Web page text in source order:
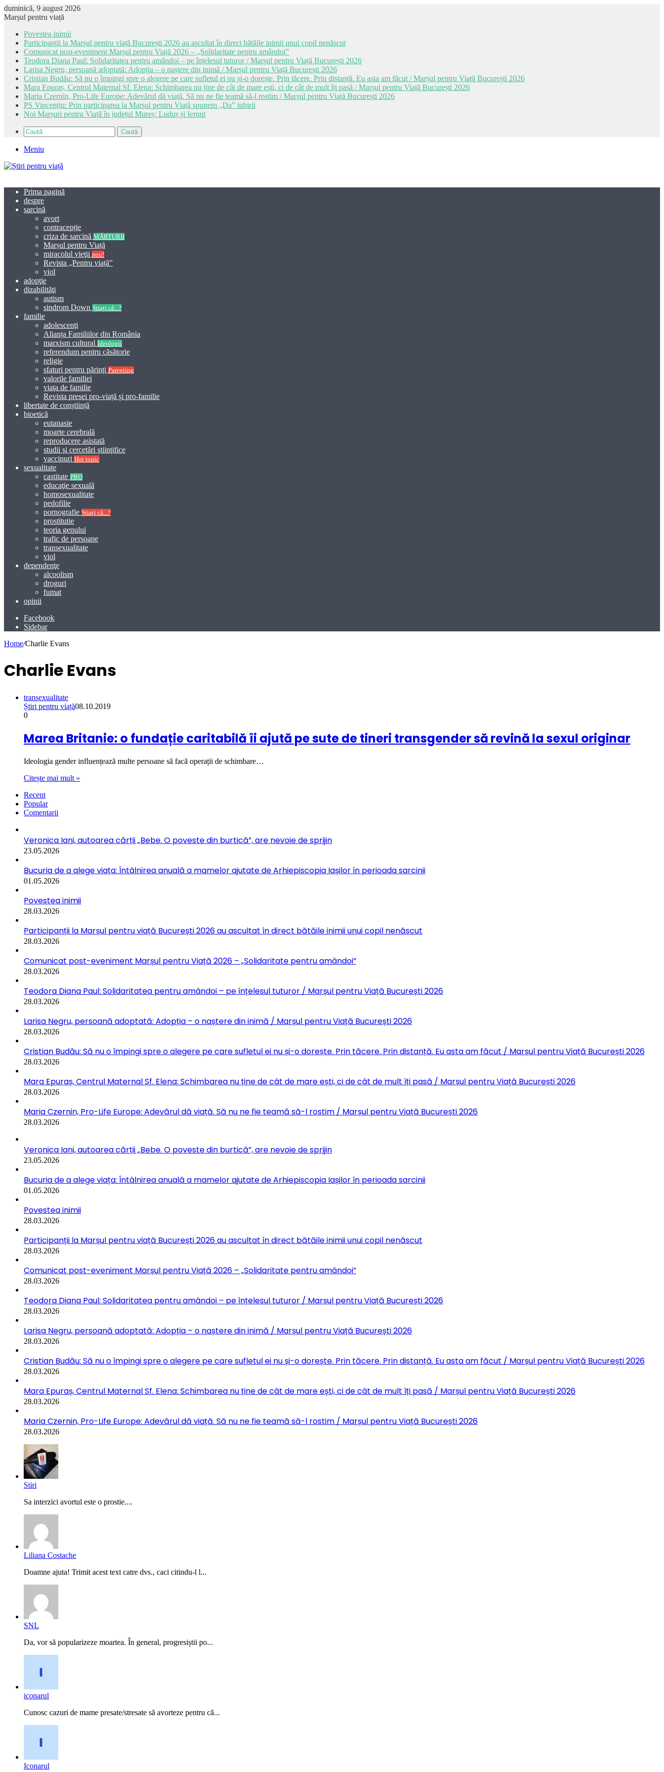
duminică, 9 august 2026
Marșul pentru viață
Povestea inimii
Participanții la Marșul pentru viață București 2026 au ascultat în direct bătăile inimii unui copil nenăscut
Comunicat post-eveniment Marșul pentru Viață 2026 – „Solidaritate pentru amândoi”
Teodora Diana Paul: Solidaritatea pentru amândoi – pe înțelesul tuturor / Marșul pentru Viață București 2026
Larisa Negru, persoană adoptată: Adopția – o naștere din inimă / Marșul pentru Viață București 2026
Cristian Budău: Să nu o împingi spre o alegere pe care sufletul ei nu și-o dorește. Prin tăcere. Prin distanță. Eu asta am făcut / Marșul pentru Viață București 2026
Mara Epuraș, Centrul Maternal Sf. Elena: Schimbarea nu ține de cât de mare ești, ci de cât de mult îți pasă / Marșul pentru Viață București 2026
Maria Czernin, Pro-Life Europe: Adevărul dă viață. Să nu ne fie teamă să-l rostim / Marșul pentru Viață București 2026
PS Vincențiu: Prin participarea la Marșul pentru Viață spunem „Da” iubirii
Noi Marșuri pentru Viață în județul Mureș: Luduș și Iernut
Caută
Meniu
Prima pagină
despre
sarcină
avort
contracepție
criza de sarcină MĂRTURII
Marșul pentru Viață
miracolul vieţii nou!
Revista „Pentru viață”
viol
adopţie
dizabilităţi
autism
sindrom Down Știați că...?
familie
adolescenţi
Alianța Familiilor din România
marxism cultural Ideologii
referendum pentru căsătorie
religie
sfaturi pentru părinţi Parenting
valorile familiei
viaţa de familie
Revista presei pro-viață și pro-familie
libertate de conștiință
bioetică
eutanasie
moarte cerebrală
reproducere asistată
studii şi cercetări ştiinţifice
vaccinuri Hot topic
sexualitate
castitate PRO
educaţie sexuală
homosexualitate
pedofilie
pornografie Știați că...?
prostitutie
teoria genului
trafic de persoane
transexualitate
viol
dependenţe
alcoolism
droguri
fumat
opinii
Facebook
Sidebar
Home/Charlie Evans
Charlie Evans
transexualitate
Știri pentru viață08.10.2019
0
Marea Britanie: o fundație caritabilă îi ajută pe sute de tineri transgender să revină la sexul originar
Ideologia gender influențează multe persoane să facă operații de schimbare…
Citește mai mult »
Recent
Popular
Comentarii
Veronica Iani, autoarea cărții „Bebe. O poveste din burtică”, are nevoie de sprijin
23.05.2026
Bucuria de a alege viața: Întâlnirea anuală a mamelor ajutate de Arhiepiscopia Iașilor în perioada sarcinii
01.05.2026
Povestea inimii
28.03.2026
Participanții la Marșul pentru viață București 2026 au ascultat în direct bătăile inimii unui copil nenăscut
28.03.2026
Comunicat post-eveniment Marșul pentru Viață 2026 – „Solidaritate pentru amândoi”
28.03.2026
Teodora Diana Paul: Solidaritatea pentru amândoi – pe înțelesul tuturor / Marșul pentru Viață București 2026
28.03.2026
Larisa Negru, persoană adoptată: Adopția – o naștere din inimă / Marșul pentru Viață București 2026
28.03.2026
Cristian Budău: Să nu o împingi spre o alegere pe care sufletul ei nu și-o dorește. Prin tăcere. Prin distanță. Eu asta am făcut / Marșul pentru Viață București 2026
28.03.2026
Mara Epuraș, Centrul Maternal Sf. Elena: Schimbarea nu ține de cât de mare ești, ci de cât de mult îți pasă / Marșul pentru Viață București 2026
28.03.2026
Maria Czernin, Pro-Life Europe: Adevărul dă viață. Să nu ne fie teamă să-l rostim / Marșul pentru Viață București 2026
28.03.2026
Veronica Iani, autoarea cărții „Bebe. O poveste din burtică”, are nevoie de sprijin
23.05.2026
Bucuria de a alege viața: Întâlnirea anuală a mamelor ajutate de Arhiepiscopia Iașilor în perioada sarcinii
01.05.2026
Povestea inimii
28.03.2026
Participanții la Marșul pentru viață București 2026 au ascultat în direct bătăile inimii unui copil nenăscut
28.03.2026
Comunicat post-eveniment Marșul pentru Viață 2026 – „Solidaritate pentru amândoi”
28.03.2026
Teodora Diana Paul: Solidaritatea pentru amândoi – pe înțelesul tuturor / Marșul pentru Viață București 2026
28.03.2026
Larisa Negru, persoană adoptată: Adopția – o naștere din inimă / Marșul pentru Viață București 2026
28.03.2026
Cristian Budău: Să nu o împingi spre o alegere pe care sufletul ei nu și-o dorește. Prin tăcere. Prin distanță. Eu asta am făcut / Marșul pentru Viață București 2026
28.03.2026
Mara Epuraș, Centrul Maternal Sf. Elena: Schimbarea nu ține de cât de mare ești, ci de cât de mult îți pasă / Marșul pentru Viață București 2026
28.03.2026
Maria Czernin, Pro-Life Europe: Adevărul dă viață. Să nu ne fie teamă să-l rostim / Marșul pentru Viață București 2026
28.03.2026
Stiri
Sa interzici avortul este o prostie....
Liliana Costache
Doamne ajuta! Trimit acest text catre dvs., caci citindu-l l...
SNL
Da, vor să popularizeze moartea. În general, progresiștii po...
iconarul
Cunosc cazuri de mame presate/stresate să avorteze pentru că...
Iconarul